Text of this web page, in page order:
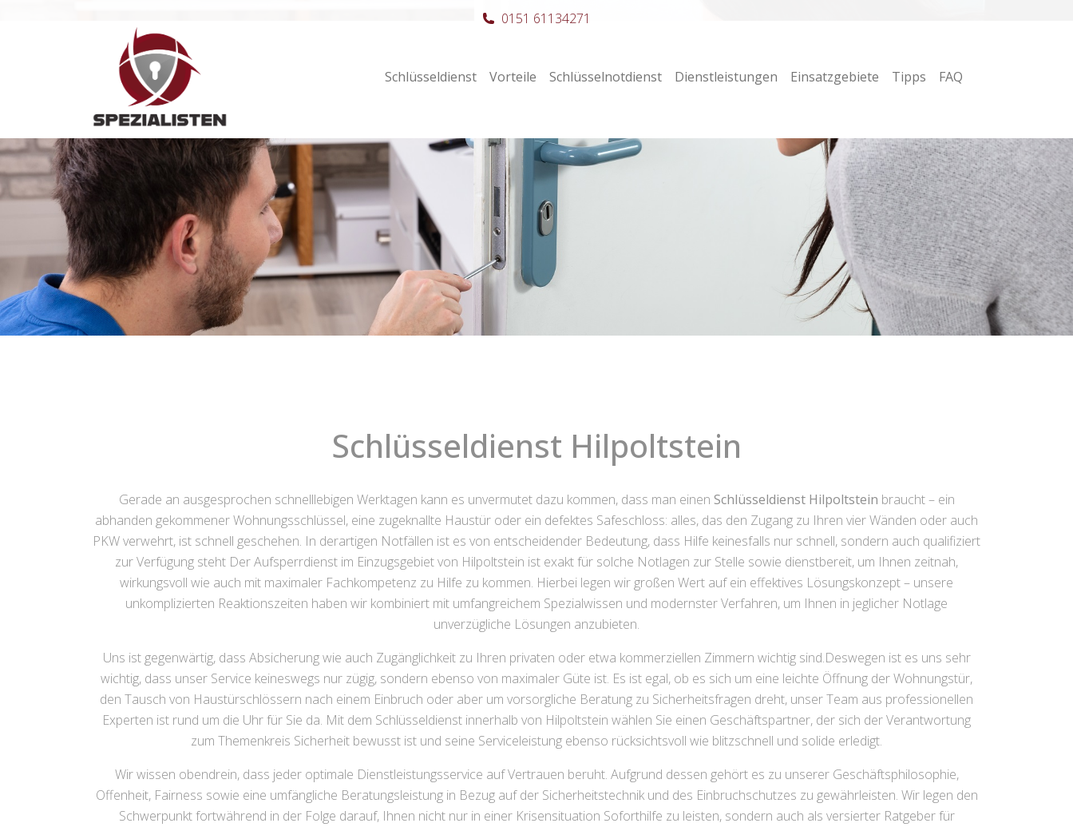
Hauptnavigation Schlüsseldienst Vorteile Schlüsselnotdienst Dienstleistungen Einsatzgebiete Tipps FAQ
0151 61134271
Schlüsseldienst Hilpoltstein
Gerade an ausgesprochen schnelllebigen Werktagen kann es unvermutet dazu kommen, dass man einen Schlüsseldienst Hilpoltstein braucht – ein
abhanden gekommener Wohnungsschlüssel, eine zugeknallte Haustür oder ein defektes Safeschloss: alles, das den Zugang zu Ihren vier Wänden oder auch
PKW verwehrt, ist schnell geschehen. In derartigen Notfällen ist es von entscheidender Bedeutung, dass Hilfe keinesfalls nur schnell, sondern auch qualifiziert
zur Verfügung steht Der Aufsperrdienst im Einzugsgebiet von Hilpoltstein ist exakt für solche Notlagen zur Stelle sowie dienstbereit, um Ihnen zeitnah,
wirkungsvoll wie auch mit maximaler Fachkompetenz zu Hilfe zu kommen. Hierbei legen wir großen Wert auf ein effektives Lösungskonzept – unsere
unkomplizierten Reaktionszeiten haben wir kombiniert mit umfangreichem Spezialwissen und modernster Verfahren, um Ihnen in jeglicher Notlage
unverzügliche Lösungen anzubieten.
Uns ist gegenwärtig, dass Absicherung wie auch Zugänglichkeit zu Ihren privaten oder etwa kommerziellen Zimmern wichtig sind.Deswegen ist es uns sehr
wichtig, dass unser Service keineswegs nur zügig, sondern ebenso von maximaler Güte ist. Es ist egal, ob es sich um eine leichte Öffnung der Wohnungstür,
den Tausch von Haustürschlössern nach einem Einbruch oder aber um vorsorgliche Beratung zu Sicherheitsfragen dreht, unser Team aus professionellen
Experten ist rund um die Uhr für Sie da. Mit dem Schlüsseldienst innerhalb von Hilpoltstein wählen Sie einen Geschäftspartner, der sich der Verantwortung
zum Themenkreis Sicherheit bewusst ist und seine Serviceleistung ebenso rücksichtsvoll wie blitzschnell und solide erledigt.
Wir wissen obendrein, dass jeder optimale Dienstleistungsservice auf Vertrauen beruht. Aufgrund dessen gehört es zu unserer Geschäftsphilosophie,
Offenheit, Fairness sowie eine umfängliche Beratungsleistung in Bezug auf der Sicherheitstechnik und des Einbruchschutzes zu gewährleisten. Wir legen den
Schwerpunkt fortwährend in der Folge darauf, Ihnen nicht nur in einer Krisensituation Soforthilfe zu leisten, sondern auch als versierter Ratgeber für